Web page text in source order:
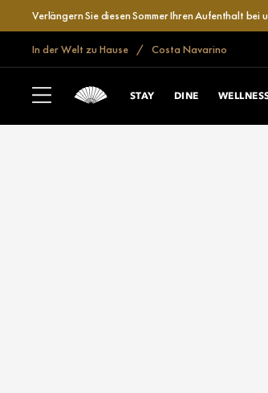
Verlängern Sie diesen Sommer Ihren Aufenthalt bei
In der Welt zu Hause Costa Navarino
STAY DINE